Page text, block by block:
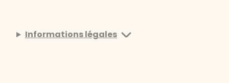
Informations légales